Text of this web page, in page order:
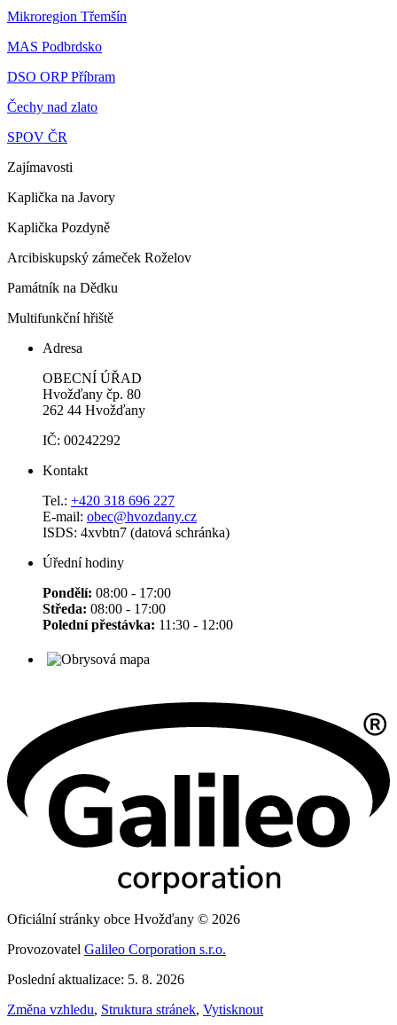
Mikroregion Třemšín
MAS Podbrdsko
DSO ORP Příbram
Čechy nad zlato
SPOV ČR
Zajímavosti
Kaplička na Javory
Kaplička Pozdyně
Arcibiskupský zámeček Roželov
Památník na Dědku
Multifunkční hřiště
Adresa
OBECNÍ ÚŘAD
Hvožďany čp. 80
262 44 Hvožďany
IČ: 00242292
Kontakt
Tel.: +420 318 696 227
E-mail: obec@hvozdany.cz
ISDS: 4xvbtn7 (datová schránka)
Úřední hodiny
Pondělí: 08:00 - 17:00
Středa: 08:00 - 17:00
Polední přestávka: 11:30 - 12:00
Oficiální stránky obce Hvožďany © 2026
Provozovatel Galileo Corporation s.r.o.
Poslední aktualizace: 5. 8. 2026
Změna vzhledu, Struktura stránek, Vytisknout